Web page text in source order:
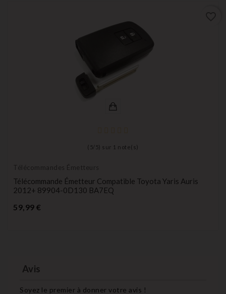
( 5/ 5) sur 1 note(s)
Télécommandes Émetteurs
Télécommande Émetteur Compatible Toyota Yaris Auris
2012+ 89904-0D130 BA7EQ
59,99 €
Avis
Soyez le premier à donner votre avis !